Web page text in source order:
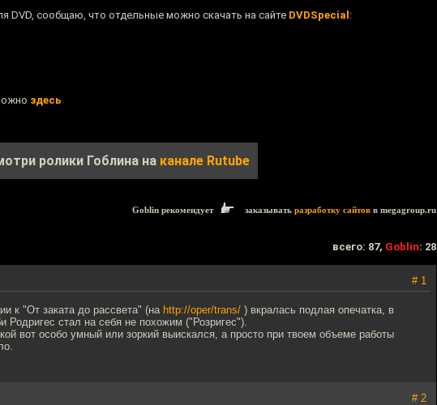
DVD, сообщаю, что отдельные можно скачать на сайте DVDSpecial :
здесь
ролики Гоблина на канале Rutube
Goblin рекомендует заказывать разработку сайтов в megagroup.ru
всего: 87, Goblin: 28
# 1
к "От заката до рассвета" (на http://oper/trans/ ) вкралась подлая опечатка, в
Родригес стал на себя не похожим ("Розригес").
вот особо умный или зоркий выискался, а просто при твоем объеме работы
# 2